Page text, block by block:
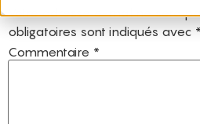
Votre adresse e-mail ne sera
obligatoires sont indiqués avec *
Commentaire *